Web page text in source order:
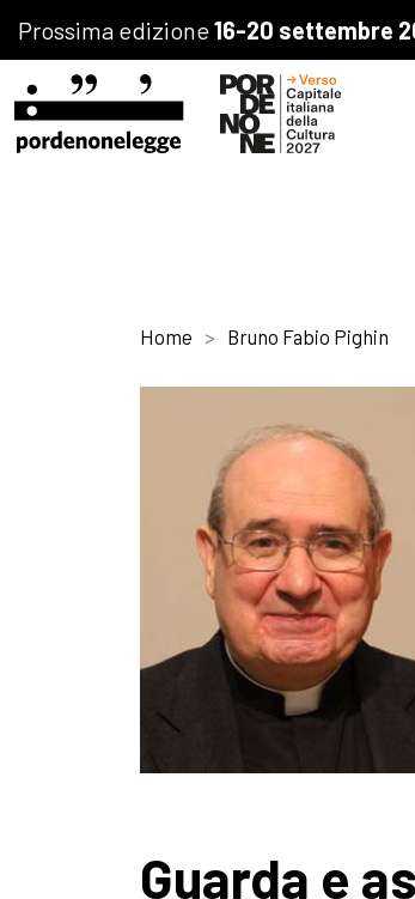
Prossima edizione16-20 settembre
Home Bruno Fabio Pighin
Guarda e